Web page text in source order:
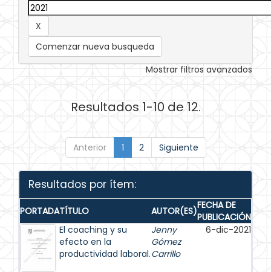
Comenzar nueva busqueda
Mostrar filtros avanzados
Resultados 1-10 de 12.
Anterior 1 2 Siguiente
Resultados por ítem:
PORTADATÍTULO AUTOR(ES)FECHA DE
PUBLICACIÓN
El coaching y su
efecto en la
productividad laboral.
Jenny
Gómez
Carrillo
6-dic-2021